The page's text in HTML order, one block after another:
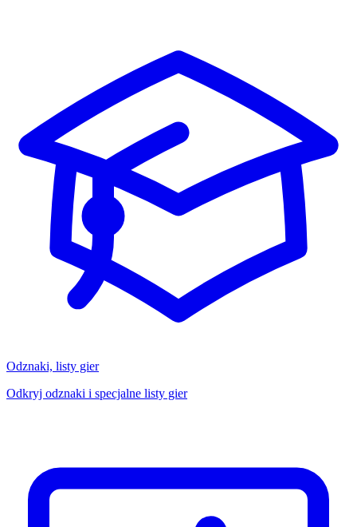
Odznaki, listy gier
Odkryj odznaki i specjalne listy gier